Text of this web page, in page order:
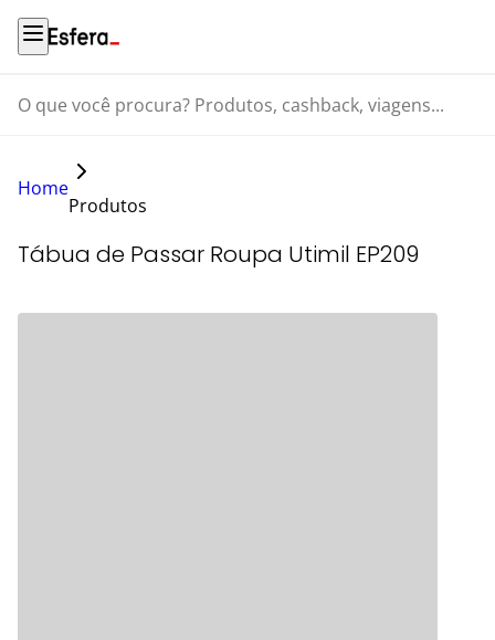
O que você procura? Produtos, cashback, viagens...
Home
Produtos
Tábua de Passar Roupa Utimil EP209